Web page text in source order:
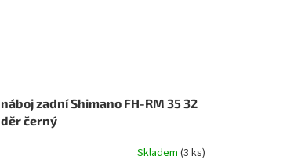
náboj zadní Shimano FH-RM 35 32
děr černý
Skladem (3 ks)